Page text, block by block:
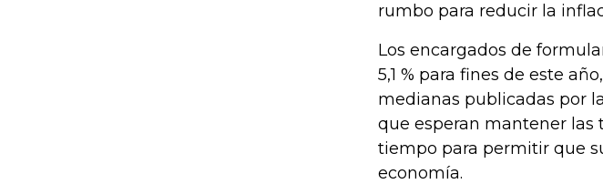
rumbo para reducir la
Los encargados de
5,1 % para fines de este
medianas publicadas por
que esperan mantener las
tiempo para permitir que
economía.